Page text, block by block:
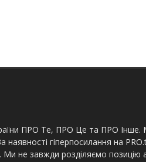
ПРО Те, ПРО Це та ПРО Інше.
наявності гіперпосилання на
не завжди розділяємо позицію